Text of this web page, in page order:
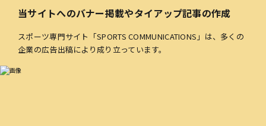
当サイトへのバナー掲載やタイアップ記事の作成
スポーツ専門サイト「SPORTS COMMUNICATIONS」は、多くの
企業の広告出稿により成り立っています。